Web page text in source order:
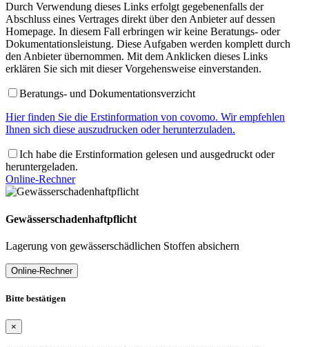
Durch Verwendung dieses Links erfolgt gegebenenfalls der
Abschluss eines Vertrages direkt über den Anbieter auf dessen
Homepage. In diesem Fall erbringen wir keine Beratungs- oder
Dokumentationsleistung. Diese Aufgaben werden komplett durch
den Anbieter übernommen. Mit dem Anklicken dieses Links
erklären Sie sich mit dieser Vorgehensweise einverstanden.
Beratungs- und Dokumentationsverzicht
Hier finden Sie die Erstinformation von covomo. Wir empfehlen
Ihnen sich diese auszudrucken oder herunterzuladen.
Ich habe die Erstinformation gelesen und ausgedruckt oder
heruntergeladen.
Online-Rechner
Gewässerschadenhaftpflicht
Lagerung von gewässerschädlichen Stoffen absichern
Online-Rechner
Bitte bestätigen
×